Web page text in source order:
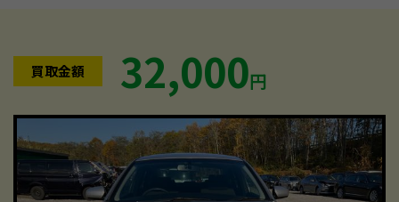
買取金額 32,000円